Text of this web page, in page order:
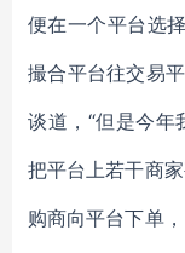
便在一个平台选
撮合平台往交易
谈道，“但是今年
把平台上若干商
购商向平台下单